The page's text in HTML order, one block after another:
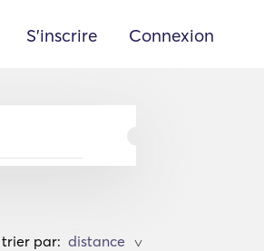
S'inscrire Connexion
trier par: >